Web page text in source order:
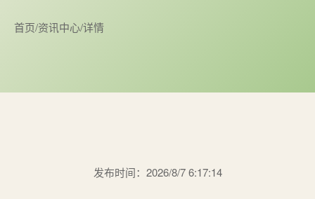
首页/资讯中心/详情
发布时间：2026/8/7 6:17:14